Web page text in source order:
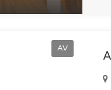
AV